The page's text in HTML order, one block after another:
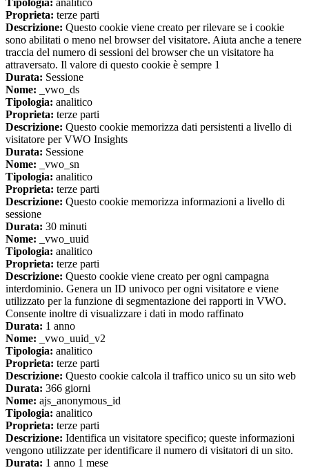
Tipologia: analitico
Proprieta: terze parti
Descrizione: Questo cookie viene creato per rilevare se i cookie
sono abilitati o meno nel browser del visitatore. Aiuta anche a tenere
traccia del numero di sessioni del browser che un visitatore ha
attraversato. Il valore di questo cookie è sempre 1
Durata: Sessione
Nome: _vwo_ds
Tipologia: analitico
Proprieta: terze parti
Descrizione: Questo cookie memorizza dati persistenti a livello di
visitatore per VWO Insights
Durata: Sessione
Nome: _vwo_sn
Tipologia: analitico
Proprieta: terze parti
Descrizione: Questo cookie memorizza informazioni a livello di
sessione
Durata: 30 minuti
Nome: _vwo_uuid
Tipologia: analitico
Proprieta: terze parti
Descrizione: Questo cookie viene creato per ogni campagna
interdominio. Genera un ID univoco per ogni visitatore e viene
utilizzato per la funzione di segmentazione dei rapporti in VWO.
Consente inoltre di visualizzare i dati in modo raffinato
Durata: 1 anno
Nome: _vwo_uuid_v2
Tipologia: analitico
Proprieta: terze parti
Descrizione: Questo cookie calcola il traffico unico su un sito web
Durata: 366 giorni
Nome: ajs_anonymous_id
Tipologia: analitico
Proprieta: terze parti
Descrizione: Identifica un visitatore specifico; queste informazioni
vengono utilizzate per identificare il numero di visitatori di un sito.
Durata: 1 anno 1 mese